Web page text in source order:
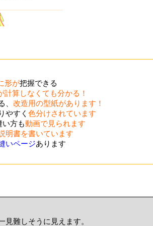
形が把握できる
計算しなくても分かる！
、 改造用の型紙があります！
やすく 色分けされています
い方も動画で見られます
明書を書いています
いページあります
見難しそうに見えます。